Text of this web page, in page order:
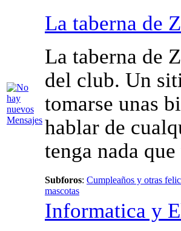
La taberna de
La taberna de
del club. Un
tomarse unas
hablar de
tenga nada
Subforos: Cumpleaños y otras
mascotas
Informatica y